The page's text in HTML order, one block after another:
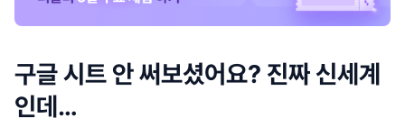
구글 시트 안 써보셨어요? 진짜 신세계
인데…